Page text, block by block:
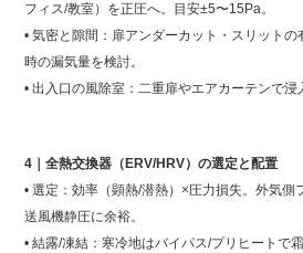
フィス/教室）を正圧へ。目安±5〜15Pa。
• 気密と隙間：扉アンダーカット・スリット
時の漏気量を検討。
• 出入口の風除室：二重扉やエアカーテンで浸
4｜全熱交換器（ERV/HRV）の選定と配置
• 選定：効率（顕熱/潜熱）×圧力損失。外気側
送風機静圧に余裕。
• 結露/凍結：寒冷地はバイパス/プリヒートで